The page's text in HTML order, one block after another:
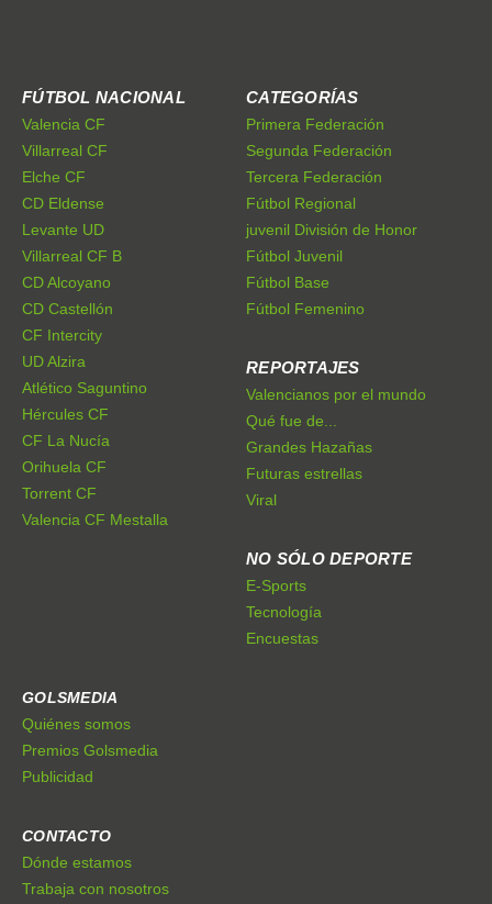
FÚTBOL NACIONAL
Valencia CF
Villarreal CF
Elche CF
CD Eldense
Levante UD
Villarreal CF B
CD Alcoyano
CD Castellón
CF Intercity
UD Alzira
Atlético Saguntino
Hércules CF
CF La Nucía
Orihuela CF
Torrent CF
Valencia CF Mestalla
CATEGORÍAS
Primera Federación
Segunda Federación
Tercera Federación
Fútbol Regional
juvenil División de Honor
Fútbol Juvenil
Fútbol Base
Fútbol Femenino
REPORTAJES
Valencianos por el mundo
Qué fue de...
Grandes Hazañas
Futuras estrellas
Viral
NO SÓLO DEPORTE
E-Sports
Tecnología
Encuestas
GOLSMEDIA
Quiénes somos
Premios Golsmedia
Publicidad
CONTACTO
Dónde estamos
Trabaja con nosotros